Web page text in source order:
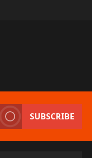
SUBSCRIBE